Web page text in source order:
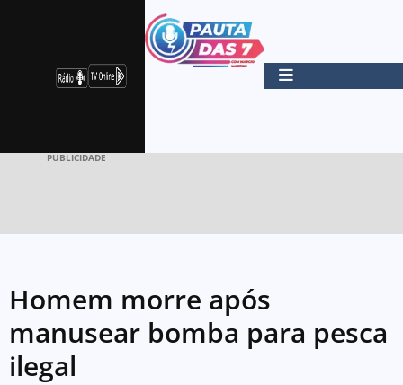
PUBLICIDADE
Homem morre após
manusear bomba para pesca
ilegal